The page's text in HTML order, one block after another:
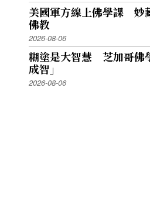
美國軍方線上佛學課 妙
佛教
2026-08-06
糊塗是大智慧 芝加哥佛
成智」
2026-08-06